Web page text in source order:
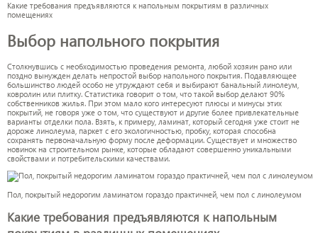
Какие требования предъявляются к напольным покрытиям в различных
помещениях
Выбор напольного покрытия
Столкнувшись с необходимостью проведения ремонта, любой хозяин рано или
поздно вынужден делать непростой выбор напольного покрытия. Подавляющее
большинство людей особо не утруждают себя и выбирают банальный линолеум,
ковролин или плитку. Статистика говорит о том, что такой выбор делают 90%
собственников жилья. При этом мало кого интересуют плюсы и минусы этих
покрытий, не говоря уже о том, что существуют и другие более привлекательные
варианты отделки пола. Взять, к примеру, ламинат, который сегодня уже стоит не
дороже линолеума, паркет с его экологичностью, пробку, которая способна
сохранять первоначальную форму после деформации. Существует и множество
новинок на строительном рынке, которые обладают совершенно уникальными
свойствами и потребительскими качествами.
Пол, покрытый недорогим ламинатом гораздо практичней, чем пол с линолеумом
Какие требования предъявляются к напольным